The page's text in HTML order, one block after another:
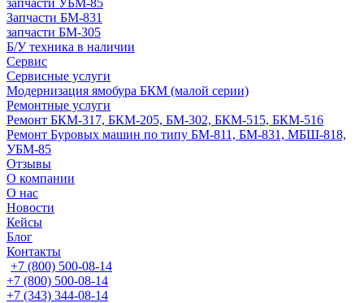
запчасти УБМ-85
Запчасти БМ-831
запчасти БМ-305
Б/У техника в наличии
Сервис
Сервисные услуги
Модернизация ямобура БКМ (малой серии)
Ремонтные услуги
Ремонт БКМ-317, БКМ-205, БМ-302, БКМ-515, БКМ-516
Ремонт Буровых машин по типу БМ-811, БМ-831, МБШ-818,
УБМ-85
Отзывы
О компании
О нас
Новости
Кейсы
Блог
Контакты
+7 (800) 500-08-14
+7 (800) 500-08-14
+7 (343) 344-08-14